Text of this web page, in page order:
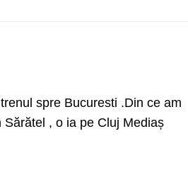
spre Bucuresti .Din ce am
, o ia pe Cluj Mediaș